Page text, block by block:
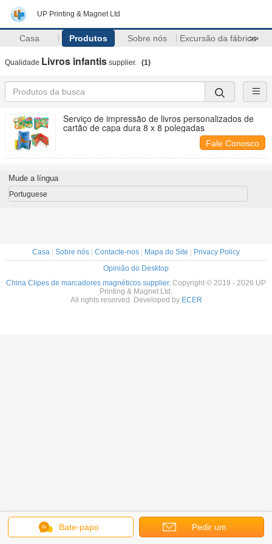
UP Printing & Magnet Ltd
Casa Produtos Sobre nós Excursão da fábrica
>>
Qualidade Livros infantis supplier. (1)
Serviço de impressão de livros personalizados de
cartão de capa dura 8 x 8 polegadas
Fale Conosco
Bate-papo Pedir um
Mude a língua
Portuguese
Casa Sobre nós Contacte-nos Mapa do Site
Privacy Policy
Opinião do Desktop
China Clipes de marcadores magnéticos supplier. Copyright © 2019 - 2026 UP
Printing & Magnet Ltd.
All rights reserved. Developed by ECER